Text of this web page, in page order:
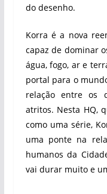
do desenho.
Korra é a nova
capaz de dominar
água, fogo, ar e
portal para o
relação entre os
atritos. Nesta HQ,
como uma série,
uma ponte na
humanos da
vai durar muito e